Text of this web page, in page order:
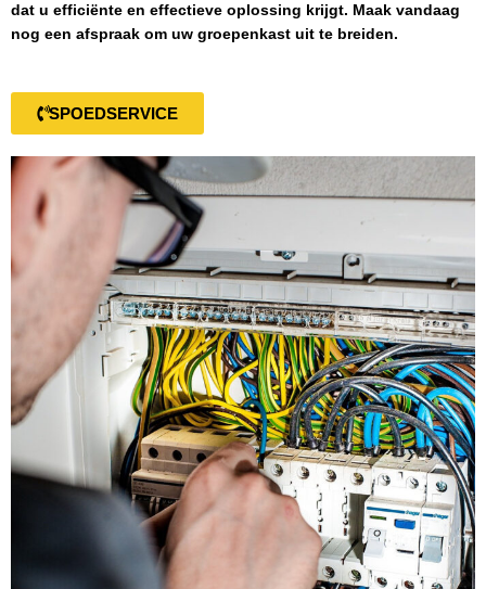
dat u efficiënte en effectieve oplossing krijgt. Maak vandaag
nog een afspraak om uw groepenkast uit te breiden.
SPOEDSERVICE